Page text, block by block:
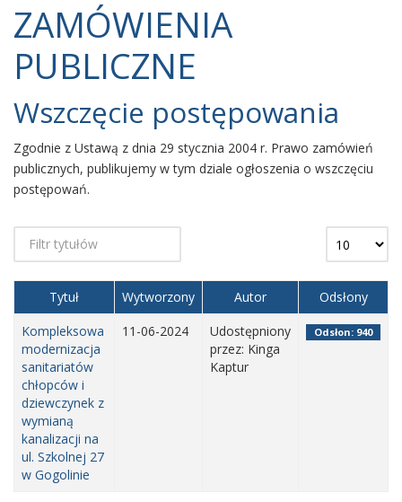
ZAMÓWIENIA
PUBLICZNE
Wszczęcie postępowania
Zgodnie z Ustawą z dnia 29 stycznia 2004 r. Prawo zamówień
publicznych, publikujemy w tym dziale ogłoszenia o wszczęciu
postępowań.
Tytuł Wytworzony Autor
Odsłony
Kompleksowa
modernizacja
sanitariatów
chłopców i
dziewczynek z
wymianą
kanalizacji na
ul. Szkolnej 27
w Gogolinie
11-06-2024
Udostępniony
przez: Kinga
Kaptur
Odsłon: 940